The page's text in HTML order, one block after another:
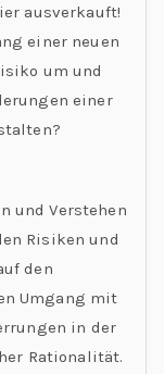
ausverkauft!
einer neuen
um und
einer
und Verstehen
Risiken und
den
Umgang mit
in der
Rationalität.